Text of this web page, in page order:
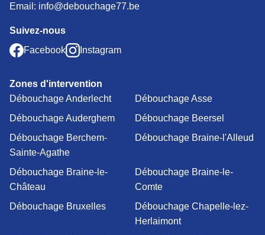
Email: info@debouchage77.be
Suivez-nous
Facebook
Instagram
Zones d'intervention
Débouchage Anderlecht
Débouchage Asse
Débouchage Auderghem
Débouchage Beersel
Débouchage Berchem-
Sainte-Agathe
Débouchage Braine-l'Alleud
Débouchage Braine-le-
Château
Débouchage Braine-le-
Comte
Débouchage Bruxelles
Débouchage Chapelle-lez-
Herlaimont